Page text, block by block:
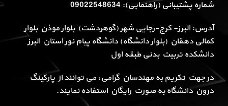
شماره پشتیبانی (راهنمایی): 09022548634
آدرس: البرز- کرج-رجایی شهر (گوهردشت) بلوار موذن بلوار
کمالی دهقان (بلوار دانشگاه) دانشگاه پیام نور استان البرز
دانشکده تربیت بدنی طبقه اول
در جهت تکریم به مهندسان گرامی، می توانند از پارکینگ
درون دانشگاه به صورت رایگان استفاده نمایند.